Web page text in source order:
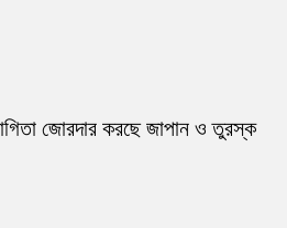
জোরদার করছে জাপান ও তুরস্ক